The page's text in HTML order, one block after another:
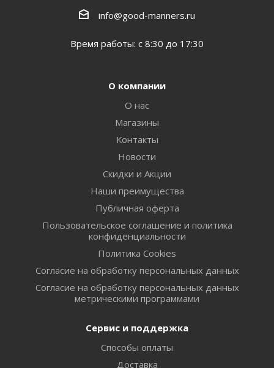
info@good-manners.ru
Время работы: с 8:30 до 17:30
О компании
О нас
Магазины
Контакты
Новости
Скидки и Акции
Наши преимущества
Публичная оферта
Пользовательское соглашение и политика
конфиденциальности
Политика Cookies
Согласие на обработку персональных данных
Согласие на обработку персональных данных
метрическими программами
Сервис и поддержка
Способы оплаты
Доставка